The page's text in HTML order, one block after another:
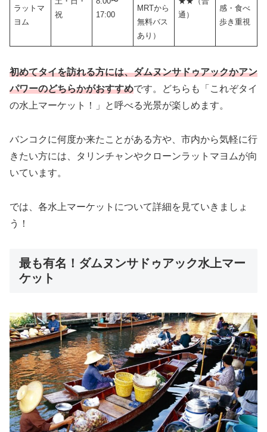
ラットマ
ヨム
祝
17:00
MRTから
無料バス
あり）
通）
感・食べ
歩き重視
初めてタイを訪れる方には、ダムヌンサドゥアックかアン
パワーのどちらかがおすすめです。どちらも「これぞタイ
の水上マーケット！」と呼べる光景が楽しめます。
バンコクに何度か来たことがある方や、市内から気軽に行
きたい方には、タリンチャンやクローンラットマヨムが向
いています。
では、各水上マーケットについて詳細を見ていきましょ
う！
最も有名！ダムヌンサドゥアック水上マー
ケット